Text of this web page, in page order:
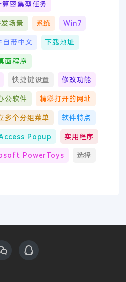
算密集型任务
场景 系统 Win7
自带中文 下载地址
面程序
快捷键设置 修改功能
公软件 精彩打开的网址
多个分组菜单 软件特点
Popup 实用程序
PowerToys 选择